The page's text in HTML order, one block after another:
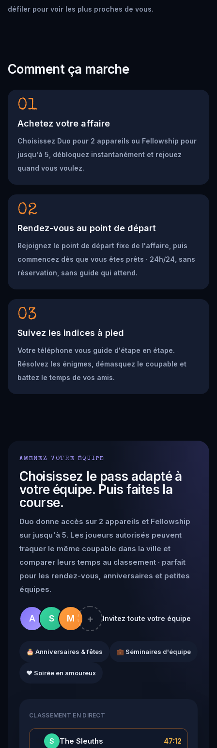
défiler pour voir les plus proches de vous.
Comment ça marche
01
Achetez votre affaire
Choisissez Duo pour 2 appareils ou Fellowship pour
jusqu'à 5, débloquez instantanément et rejouez
quand vous voulez.
02
Rendez-vous au point de départ
Rejoignez le point de départ fixe de l'affaire, puis
commencez dès que vous êtes prêts · 24h/24, sans
réservation, sans guide qui attend.
03
Suivez les indices à pied
Votre téléphone vous guide d'étape en étape.
Résolvez les énigmes, démasquez le coupable et
battez le temps de vos amis.
AMENEZ VOTRE ÉQUIPE
Choisissez le pass adapté à
votre équipe. Puis faites la
course.
Duo donne accès sur 2 appareils et Fellowship
sur jusqu'à 5. Les joueurs autorisés peuvent
traquer le même coupable dans la ville et
comparer leurs temps au classement · parfait
pour les rendez-vous, anniversaires et petites
équipes.
A S M + Invitez toute votre équipe
🎂 Anniversaires & fêtes 💼 Séminaires d'équipe
❤️ Soirée en amoureux
CLASSEMENT EN DIRECT
S The Sleuths 47:12